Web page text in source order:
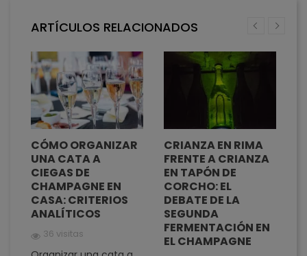
ARTÍCULOS RELACIONADOS
CÓMO ORGANIZAR
UNA CATA A
CIEGAS DE
CHAMPAGNE EN
CASA: CRITERIOS
ANALÍTICOS
36 visitas
CRIANZA EN RIMA
FRENTE A CRIANZA
EN TAPÓN DE
CORCHO: EL
DEBATE DE LA
SEGUNDA
FERMENTACIÓN EN
EL CHAMPAGNE